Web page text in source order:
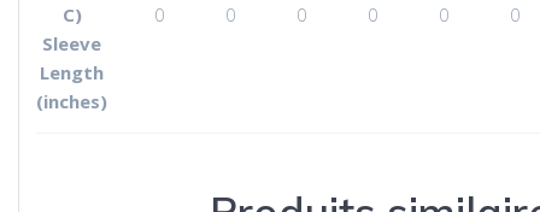
C)
Sleeve
Length
(inches)
0 0 0 0 0 0